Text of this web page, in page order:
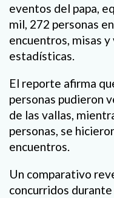
eventos del papa,
mil, 272 personas
encuentros, misas
estadísticas.
El reporte afirma
personas pudieron
de las vallas,
personas, se
encuentros.
Un comparativo
concurridos